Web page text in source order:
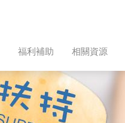
福利補助 相關資源